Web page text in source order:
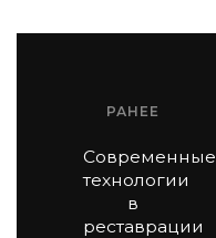
РАНЕЕ
Современные
технологии
в
реставрации